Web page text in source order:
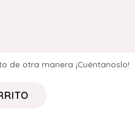
de otra manera ¡Cuéntanoslo!